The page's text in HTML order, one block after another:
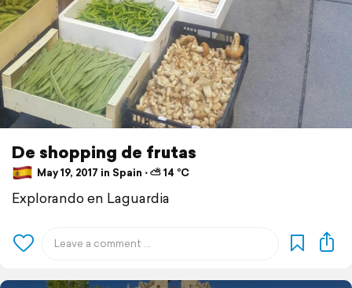
De shopping de frutas
May 19, 2017 in Spain ⋅ ⛅ 14 °C
Explorando en Laguardia